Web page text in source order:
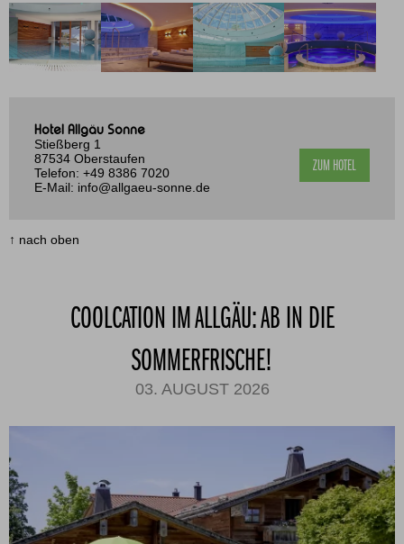
Hotel Allgäu Sonne
Stießberg 1
87534 Oberstaufen
Telefon: +49 8386 7020
E-Mail: info@allgaeu-sonne.de
ZUM HOTEL
↑ nach oben
COOLCATION IM ALLGÄU: AB IN DIE
SOMMERFRISCHE!
03. AUGUST 2026